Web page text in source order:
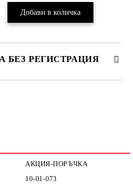
БЕЗ РЕГИСТРАЦИЯ
АКЦИЯ-ПОРЪЧКА
10-01-073